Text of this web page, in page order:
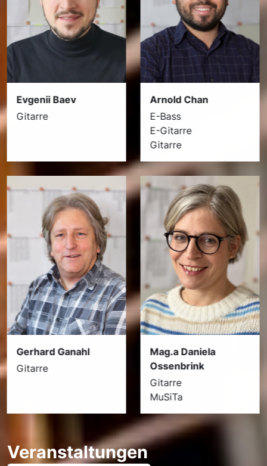
Evgenii Baev
Gitarre
Arnold Chan
E-Bass
E-Gitarre
Gitarre
Gerhard Ganahl
Gitarre
Mag.a Daniela
Ossenbrink
Gitarre
MuSiTa
Veranstaltungen